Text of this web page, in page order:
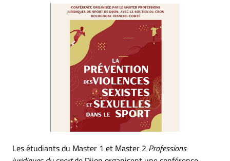
Les étudiants du Master 1 et Master 2 Professions